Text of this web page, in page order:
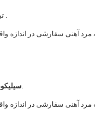
.
، بالاترین درجه برای محصولات غذایی.